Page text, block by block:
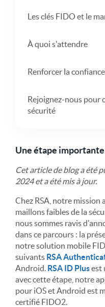
Les clés FIDO et le
À quoi s'attendre
Renforcer la
Rejoignez-nous pour
sécurité
Une étape importante
Cet article de blog a été
2024 et a été mis à jour.
Chez RSA, notre
maillons faibles de la
nous sommes ravis
dans ce parcours : la
notre solution mobile
suivants RSA
Android. RSA ID Plusest
avec cette étape, notre
pour iOS et Android est
certifié FIDO2.